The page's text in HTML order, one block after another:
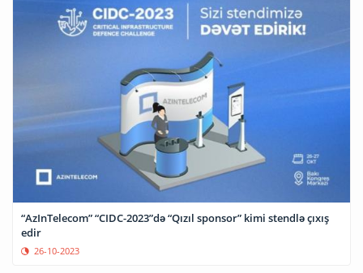
“AzInTelecom” “CIDC-2023”də “Qızıl sponsor” kimi stendlə çıxış
edir
26-10-2023